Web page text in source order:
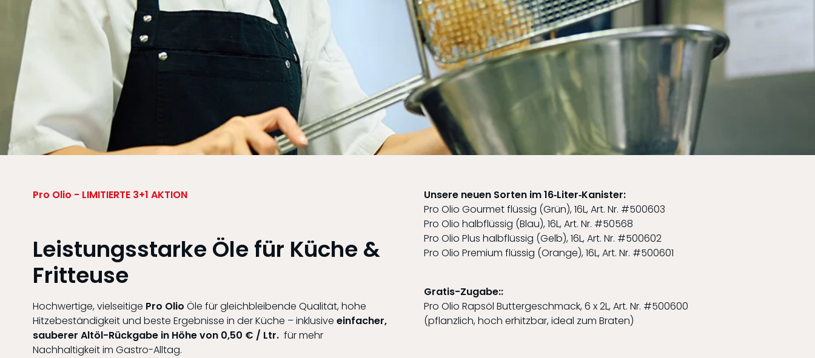
Pro Olio - LIMITIERTE 3+1 AKTION
Leistungsstarke Öle für Küche &
Fritteuse
Hochwertige, vielseitige Pro Olio Öle für gleichbleibende Qualität, hohe
Hitzebeständigkeit und beste Ergebnisse in der Küche – inklusive einfacher,
sauberer Altöl-Rückgabe in Höhe von 0,50 € / Ltr.für mehr
Nachhaltigkeit im Gastro-Alltag.
Unsere neuen Sorten im 16‑Liter‑Kanister:
Pro Olio Gourmet flüssig (Grün), 16L, Art. Nr. #500603
Pro Olio halbflüssig (Blau), 16L, Art. Nr. #50568
Pro Olio Plus halbflüssig (Gelb), 16L, Art. Nr. #500602
Pro Olio Premium flüssig (Orange), 16L, Art. Nr. #500601
Gratis-Zugabe::
Pro Olio Rapsöl Buttergeschmack, 6 x 2L, Art. Nr. #500600
(pflanzlich, hoch erhitzbar, ideal zum Braten)